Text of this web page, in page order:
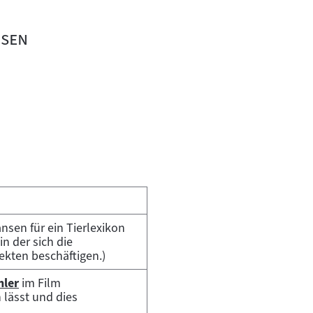
für ein Tierlexikon
der sich die
beschäftigen.)
im Film
und dies